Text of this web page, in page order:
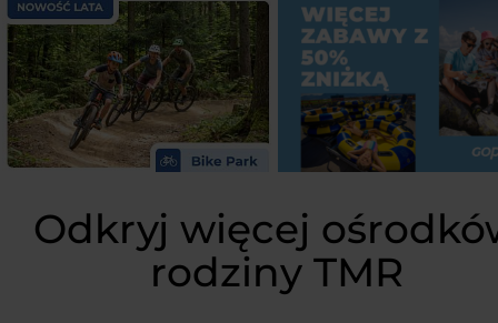
Odkryj więcej
rodziny TMR